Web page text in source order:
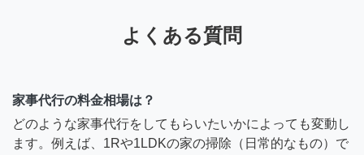
よくある質問
家事代行の料金相場は？
どのような家事代行をしてもらいたいかによっても変動し
ます。例えば、1Rや1LDKの家の掃除（日常的なもの）で